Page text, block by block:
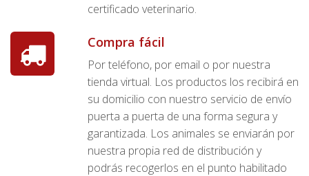
certificado veterinario.
Compra fácil
Por teléfono, por email o por nuestra
tienda virtual. Los productos los recibirá en
su domicilio con nuestro servicio de envío
puerta a puerta de una forma segura y
garantizada. Los animales se enviarán por
nuestra propia red de distribución y
podrás recogerlos en el punto habilitado